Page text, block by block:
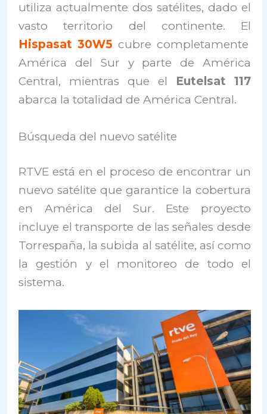
utiliza actualmente dos satélites, dado el
vasto territorio del continente. El
Hispasat 30W5 cubre completamente
América del Sur y parte de América
Central, mientras que el Eutelsat 117
abarca la totalidad de América Central.
Búsqueda del nuevo satélite
RTVE está en el proceso de encontrar un
nuevo satélite que garantice la cobertura
en América del Sur. Este proyecto
incluye el transporte de las señales desde
Torrespaña, la subida al satélite, así como
la gestión y el monitoreo de todo el
sistema.